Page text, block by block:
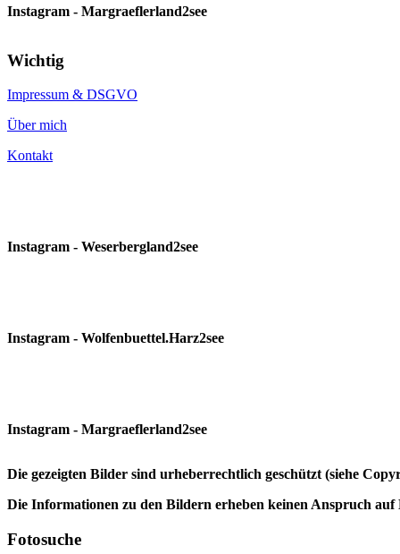
Instagram - Margraeflerland2see
Wichtig
Impressum & DSGVO
Über mich
Kontakt
Instagram - Weserbergland2see
Instagram - Wolfenbuettel.Harz2see
Instagram - Margraeflerland2see
Die gezeigten Bilder sind urheberrechtlich geschützt (siehe
Die Informationen zu den Bildern erheben keinen Anspruch
Fotosuche